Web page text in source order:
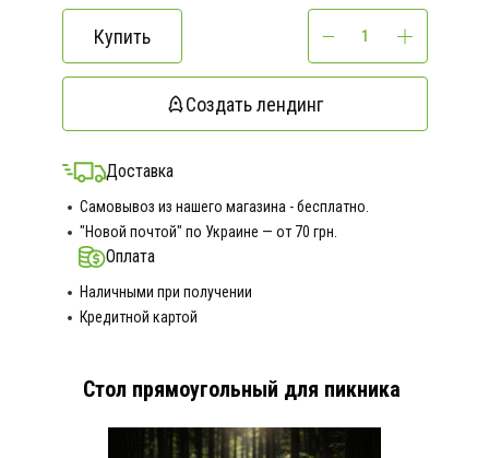
Купить
Создать лендинг
Доставка
Самовывоз из нашего магазина - бесплатно.
"Новой почтой" по Украине — от 70 грн.
Оплата
Наличными при получении
Кредитной картой
Стол прямоугольный для пикника